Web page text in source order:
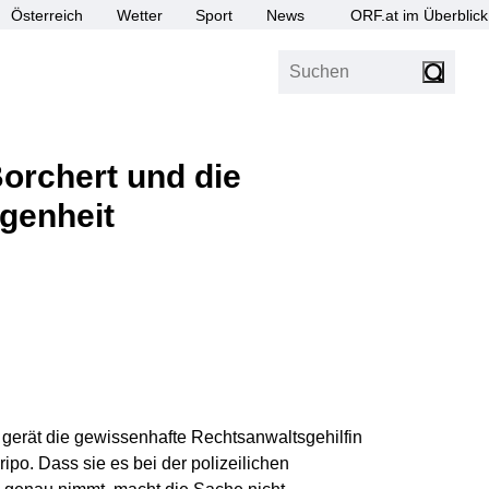
Österreich Wetter Sport News ORF.at im Überblick
Suchen
und die
die gewissenhafte Rechtsanwaltsgehilfin
Dass sie es bei der polizeilichen